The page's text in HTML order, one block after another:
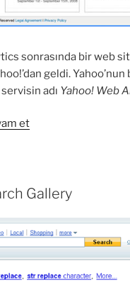
sonrasında bir web
geldi.
adı Yahoo! Web
et“Yahoo!
Gallery